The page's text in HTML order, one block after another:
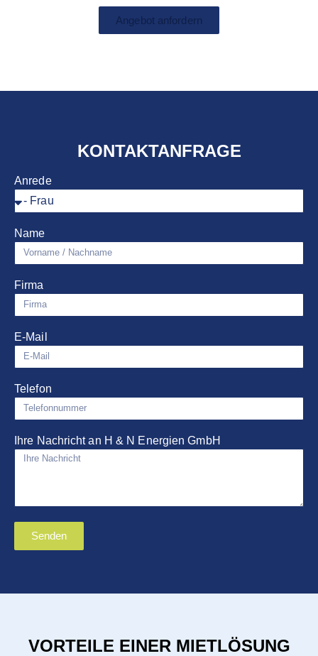
Angebot anfordern
KONTAKTANFRAGE
Anrede
Name
Firma
E-Mail
Telefon
Ihre Nachricht an H & N Energien GmbH
Senden
VORTEILE EINER MIETLÖSUNG